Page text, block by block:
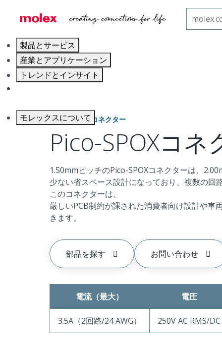
製品とサービス
産業とアプリケーション
トレンドとインサイト
モレックスについて
電線対基板用コネクター
電線対基板用コネクター
Pico-SPOXコネ
1.50mmピッチのPico-SPOXコネクターは、
少ない省スペース設計になっており、複数の回
このコネクターは、
厳しいPCB制約が課された消費者向け設計や
きます。
部品を探す お問い合わせ
電流（最大） 電圧
3.5A（2回路/24 AWG） 250V AC RMS/DC